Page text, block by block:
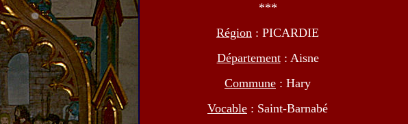
***
Région : PICARDIE
Département: Aisne
Commune : Hary
Vocable : Saint-Barnabé